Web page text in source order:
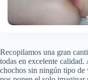
Recopilamos una gran
todas en excelente calidad.
chochos sin ningún tipo de